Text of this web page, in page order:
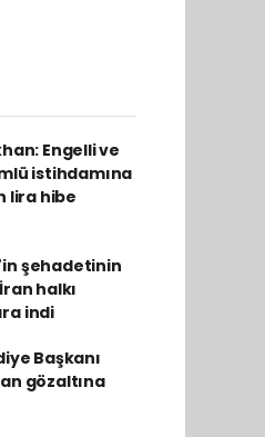
Engelli ve
istihdamına
lira hibe
şehadetinin
halkı
indi
Başkanı
gözaltına